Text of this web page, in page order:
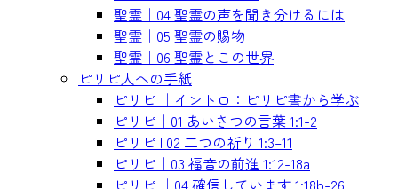
聖霊｜04 聖霊の声を聞き分けるには
聖霊｜05 聖霊の賜物
聖霊｜06 聖霊とこの世界
ピリピ人への手紙
ピリピ ｜イントロ：ピリピ書から学ぶ
ピリピ｜01 あいさつの言葉 1:1-2
ピリピ | 02 二つの祈り 1:3–11
ピリピ｜03 福音の前進 1:12-18a
ピリピ ｜04 確信しています 1:18b-26